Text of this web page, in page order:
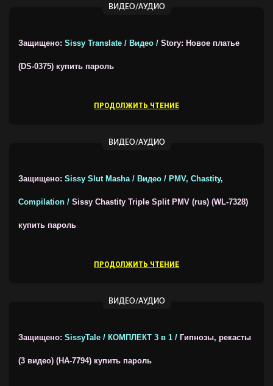
ВИДЕО/АУДИО
Защищено: Sissy Translate / Видео / Story: Новое платье
(DS-0375) купить пароль
ПРОДОЛЖИТЬ ЧТЕНИЕ
ВИДЕО/АУДИО
Защищено: Sissy Slut Masha / Видео / PMV, Chastity,
Compilation / Sissy Chastity Triple Split PMV (rus) (WL-7328)
купить пароль
ПРОДОЛЖИТЬ ЧТЕНИЕ
ВИДЕО/АУДИО
Защищено: SissyTale / КОМПЛЕКТ 3 в 1 / Гипнозы, рекасты
(3 видео) (HA-7794) купить пароль